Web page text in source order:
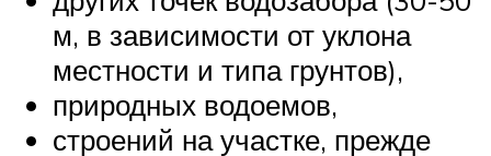
м, в зависимости от уклона
местности и типа грунтов),
природных водоемов,
строений на участке, прежде